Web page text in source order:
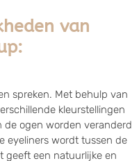
van
spreken. Met behulp van
kleurstellingen
ogen worden veranderd
eyeliners wordt tussen de
geeft een natuurlijke en